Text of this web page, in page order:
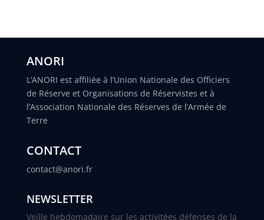
ANORI
L’ANORI est affiliée à l’Union Nationale des Officiers
de Réserve et Organisations de Réservistes et à
l’Association Nationale des Réserves de l’Armée de
Terre
CONTACT
contact@anori.fr
NEWSLETTER
Veille hebdomadaire sur les activitées défenses de la